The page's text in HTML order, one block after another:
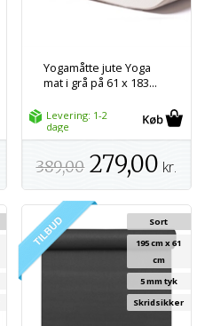
Yogamåtte jute Yoga
mat i grå på 61 x 183...
Levering: 1-2
dage
389,00 279,00 kr.
Sort
195 cm x 61
cm
5 mm tyk
Skridsikker